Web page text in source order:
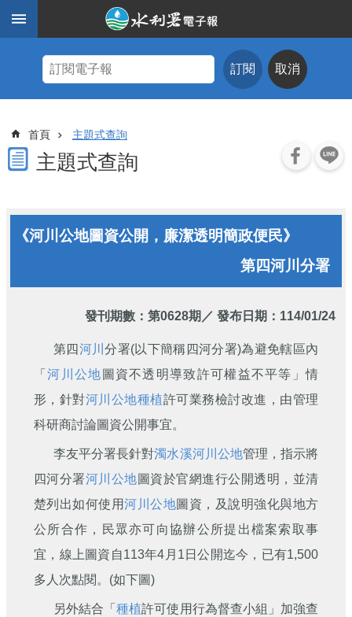
跳到主要內容區塊
題
式
查
期
報
訂閱 取消
首頁 主題式查詢
主題式查詢
《河川公地圖資公開，廉潔透明簡政便民》
第四河川分署
發刊期數： 第0628期 ／ 發布日期：114/01/24
第四河川分署(以下簡稱四河分署)為避免轄區內
「河川公地 圖資不透明導致許可權益不平等」情
形，針對河川公地種植許可業務檢討改進，由管理
科研商討論圖資公開事宜。
李友平分署長針對濁水溪河川公地管理，指示將
四河分署河川公地圖資於官網進行公開透明，並清
楚列出如何使用河川公地圖資，及說明強化與地方
公所合作，民眾亦可向協辦公所提出檔案索取事
宜，線上圖資自113年4月1日公開迄今，已有1,500
多人次點閱。(如下圖)
另外結合「種植許可使用行為督查小組」加強查